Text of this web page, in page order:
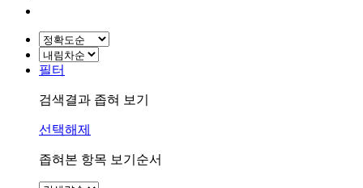
필터
검색결과 좁혀 보기
선택해제
좁혀본 항목 보기순서